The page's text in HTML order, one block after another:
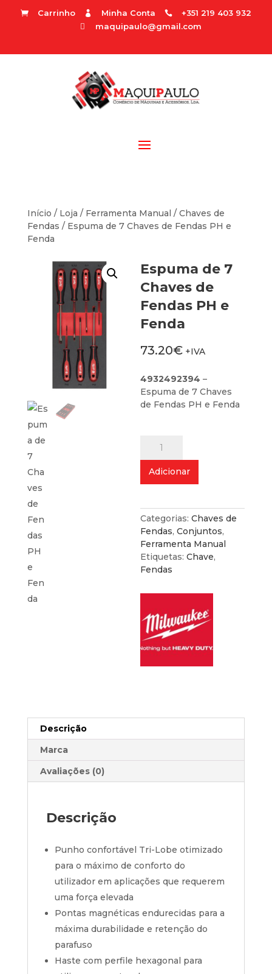
 Carrinho  Minha Conta  +351 219 403 932
 maquipaulo@gmail.com
Início / Loja / Ferramenta Manual / Chaves de
Fendas / Espuma de 7 Chaves de Fendas PH e
Fenda
Espuma de 7
Chaves de
Fendas PH e
Fenda
73.20€ +IVA
4932492394 –
Espuma de 7 Chaves
de Fendas PH e Fenda
Espuma
de
Fendas
PH
e
Fenda
Adicionar
Categorias:Chaves de
Fendas,Conjuntos,
Ferramenta Manual
Etiquetas:Chave,
Fendas
Descrição
Marca
Avaliações (0)
Descrição
Punho confortável Tri-Lobe otimizado
para o máximo de conforto do
utilizador em aplicações que requerem
uma força elevada
Pontas magnéticas endurecidas para a
máxima durabilidade e retenção do
parafuso
Haste com perfile hexagonal para